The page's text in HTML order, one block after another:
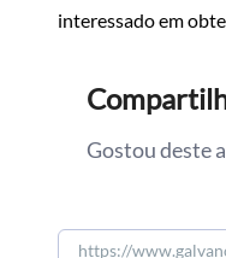
interessado em
Gostou deste